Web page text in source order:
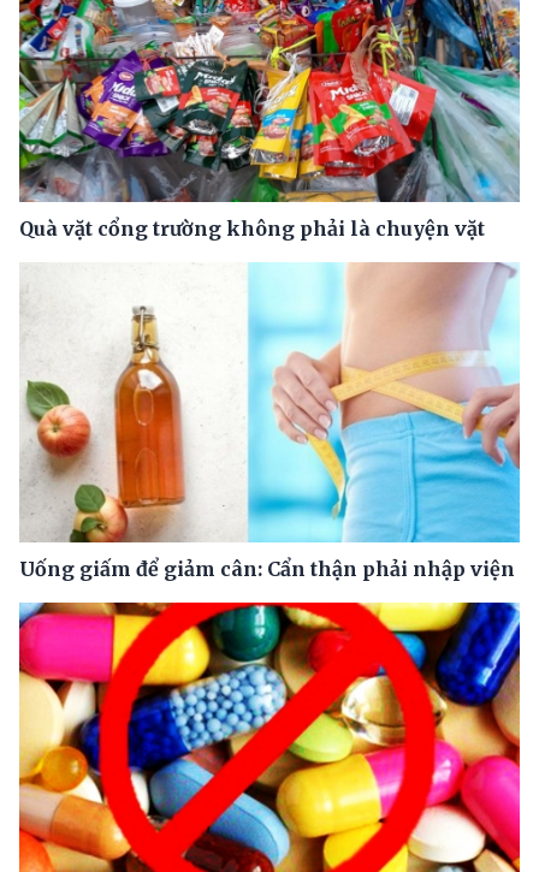
Quà vặt cổng trường không phải là chuyện vặt
Uống giấm để giảm cân: Cẩn thận phải nhập viện